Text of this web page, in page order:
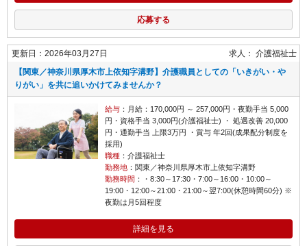
応募する
更新日：2026年03月27日 求人： 介護福祉士
【関東／神奈川県厚木市上依知字溝野】介護職員としての「いきがい・や
りがい」を共に追いかけてみませんか？
給与：月給：170,000円 ～ 257,000円・夜勤手当 5,000
円・資格手当 3,000円(介護福祉士) ・ 処遇改善 20,000
円・通勤手当 上限3万円 ・賞与 年2回(成果配分制度を
採用)
職種：介護福祉士
勤務地：関東／神奈川県厚木市上依知字溝野
勤務時間 ：・8:30～17:30・7:00～16:00・10:00～
19:00・12:00～21:00・21:00～翌7:00(休憩時間60分) ※
夜勤は月5回程度
詳細を見る